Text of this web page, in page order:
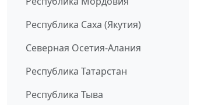
Республика Саха (Якутия)
Северная Осетия-Алания
Республика Татарстан
Республика Тыва